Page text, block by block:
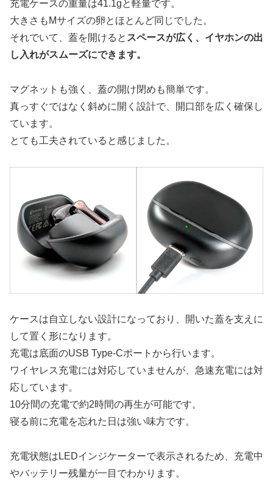
充電ケースの重量は41.1gと軽量です。
大きさもMサイズの卵とほとんど同じでした。
それでいて、蓋を開けると スペースが広く、イヤホンの出
し入れがスムーズにできます。
マグネットも強く、蓋の開け閉めも簡単です。
真っすぐではなく斜めに開く設計で、開口部を広く確保し
ています。
とても工夫されていると感じました。
ケースは自立しない設計になっており、開いた蓋を支えに
して置く形になります。
充電は底面のUSB Type-Cポートから行います。
ワイヤレス充電には対応していませんが、急速充電には対
応しています。
10分間の充電で約2時間の再生が可能です。
寝る前に充電を忘れた日は強い味方です。
充電状態はLEDインジケーターで表示されるため、充電中
やバッテリー残量が一目でわかります。